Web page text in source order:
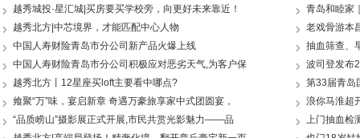
越秀城投·星汇城|买房要买学校旁，向更好未来靠近！
越秀北方|中芯境界，才能匹配中心人物
中国人寿财险青岛市分公司新产品火爆上线
中国人寿财险青岛市分公司积极应对恶劣天气,为客户保
越秀北方丨12星座买loft主要看中哪点?
飨聚“万”味，宴启新章 奇遇万豪旅享家中式团圆宴，
“品质崂山”摄影展正式开展,市民共赏光影魅力——品
青岛和睦家
老戏骨游本
抽血筛查、
波司登发布
第33届青岛
浪你马淮超
上门抽血检